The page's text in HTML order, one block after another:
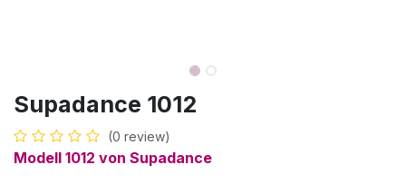
Supadance 1012
(0 review)
Modell 1012 von Supadance